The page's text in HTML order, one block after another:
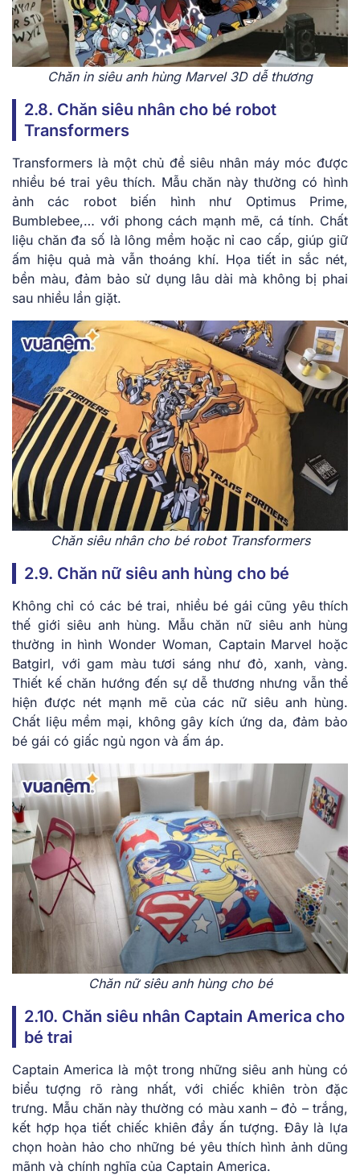
Chăn in siêu anh hùng Marvel 3D dễ thương
2.8. Chăn siêu nhân cho bé robot
Transformers
Transformers là một chủ đề siêu nhân máy móc được
nhiều bé trai yêu thích. Mẫu chăn này thường có hình
ảnh các robot biến hình như Optimus Prime,
Bumblebee,… với phong cách mạnh mẽ, cá tính. Chất
liệu chăn đa số là lông mềm hoặc nỉ cao cấp, giúp giữ
ấm hiệu quả mà vẫn thoáng khí. Họa tiết in sắc nét,
bền màu, đảm bảo sử dụng lâu dài mà không bị phai
sau nhiều lần giặt.
Chăn siêu nhân cho bé robot Transformers
2.9. Chăn nữ siêu anh hùng cho bé
Không chỉ có các bé trai, nhiều bé gái cũng yêu thích
thế giới siêu anh hùng. Mẫu chăn nữ siêu anh hùng
thường in hình Wonder Woman, Captain Marvel hoặc
Batgirl, với gam màu tươi sáng như đỏ, xanh, vàng.
Thiết kế chăn hướng đến sự dễ thương nhưng vẫn thể
hiện được nét mạnh mẽ của các nữ siêu anh hùng.
Chất liệu mềm mại, không gây kích ứng da, đảm bảo
bé gái có giấc ngủ ngon và ấm áp.
Chăn nữ siêu anh hùng cho bé
2.10. Chăn siêu nhân Captain America cho
bé trai
Captain America là một trong những siêu anh hùng có
biểu tượng rõ ràng nhất, với chiếc khiên tròn đặc
trưng. Mẫu chăn này thường có màu xanh – đỏ – trắng,
kết hợp họa tiết chiếc khiên đầy ấn tượng. Đây là lựa
chọn hoàn hảo cho những bé yêu thích hình ảnh dũng
mãnh và chính nghĩa của Captain America.